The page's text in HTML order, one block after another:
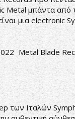
μπάντα από
μια electronic
Metal Blade
των Ιταλών